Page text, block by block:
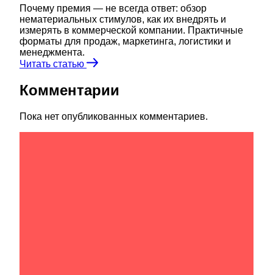
Почему премия — не всегда ответ: обзор
нематериальных стимулов, как их внедрять и
измерять в коммерческой компании. Практичные
форматы для продаж, маркетинга, логистики и
менеджмента.
Читать статью
Комментарии
Пока нет опубликованных комментариев.